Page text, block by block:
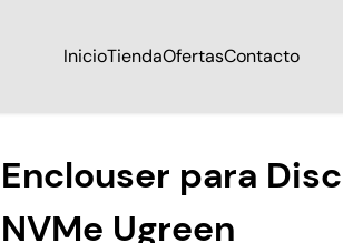
InicioTiendaOfertasContacto
Enclouser para
NVMe Ugreen